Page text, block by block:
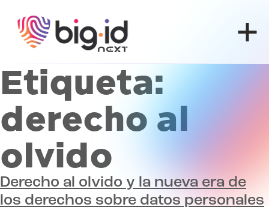
Etiqueta:
derecho al
olvido
Derecho al olvido y la nueva era de
los derechos sobre datos personales